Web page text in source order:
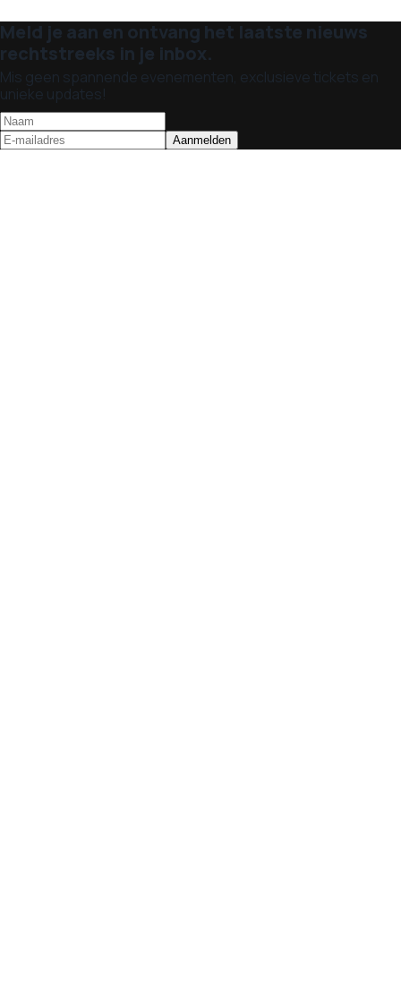
Meld je aan en ontvang het laatste nieuws
rechtstreeks in je inbox.
Mis geen spannende evenementen, exclusieve tickets en
unieke updates!